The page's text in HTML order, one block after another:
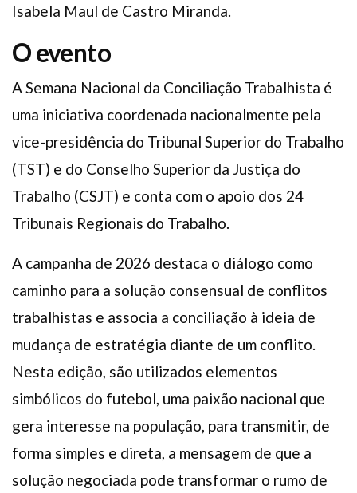
Isabela Maul de Castro Miranda.
O evento
A Semana Nacional da Conciliação Trabalhista é
uma iniciativa coordenada nacionalmente pela
vice-presidência do Tribunal Superior do Trabalho
(TST) e do Conselho Superior da Justiça do
Trabalho (CSJT) e conta com o apoio dos 24
Tribunais Regionais do Trabalho.
A campanha de 2026 destaca o diálogo como
caminho para a solução consensual de conflitos
trabalhistas e associa a conciliação à ideia de
mudança de estratégia diante de um conflito.
Nesta edição, são utilizados elementos
simbólicos do futebol, uma paixão nacional que
gera interesse na população, para transmitir, de
forma simples e direta, a mensagem de que a
solução negociada pode transformar o rumo de